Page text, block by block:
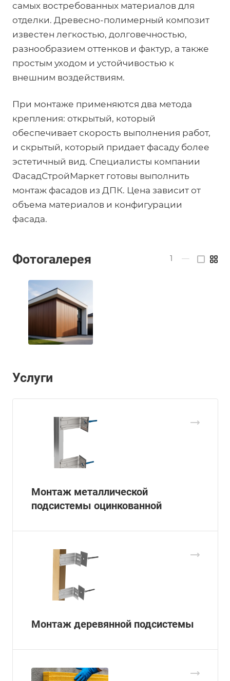
самых востребованных материалов для
отделки. Древесно-полимерный композит
известен легкостью, долговечностью,
разнообразием оттенков и фактур, а также
простым уходом и устойчивостью к
внешним воздействиям.
При монтаже применяются два метода
крепления: открытый, который
обеспечивает скорость выполнения работ,
и скрытый, который придает фасаду более
эстетичный вид. Специалисты компании
ФасадСтройМаркет готовы выполнить
монтаж фасадов из ДПК. Цена зависит от
объема материалов и конфигурации
фасада.
Фотогалерея 1 —
Услуги
Монтаж металлической
подсистемы оцинкованной
Монтаж деревянной подсистемы